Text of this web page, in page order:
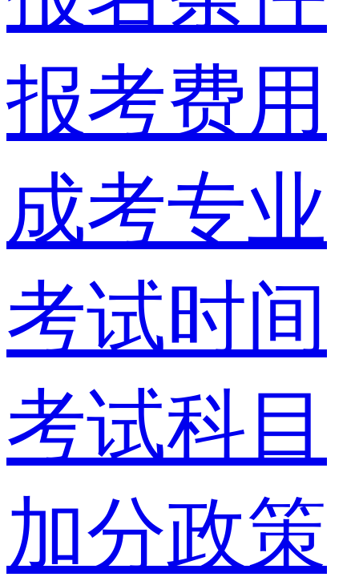
报考费用
成考专业
考试时间
考试科目
加分政策